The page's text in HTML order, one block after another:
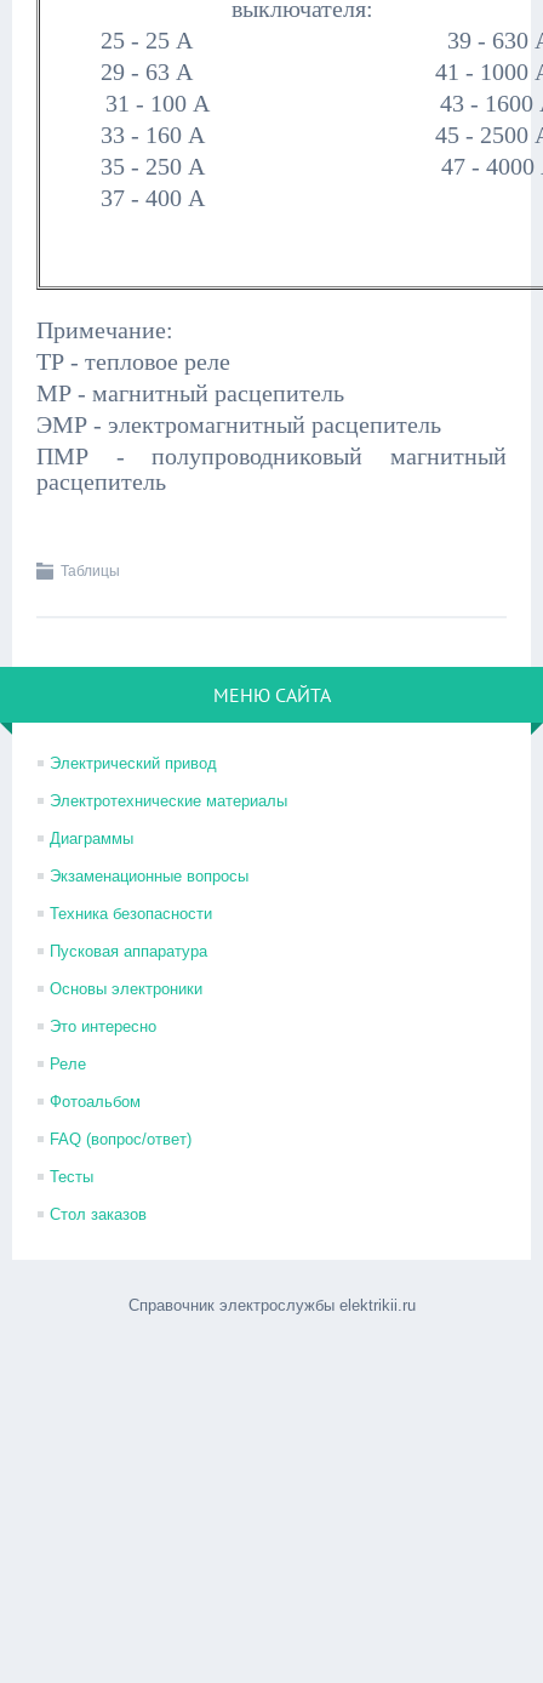
выключателя:
25 - 25 А
39 - 630
29 - 63 А 41 - 1000
31 - 100 А 43 - 1600
33 - 160 А 45 - 2500
35 - 250 А 47 - 4000
37 - 400 А
Примечание:
ТР - тепловое реле
МР - магнитный расцепитель
ЭМР - электромагнитный расцепитель
ПМР - полупроводниковый магнитный
расцепитель
Таблицы
МЕНЮ САЙТА
Электрический привод
Электротехнические материалы
Диаграммы
Экзаменационные вопросы
Техника безопасности
Пусковая аппаратура
Основы электроники
Это интересно
Реле
Фотоальбом
FAQ (вопрос/ответ)
Тесты
Стол заказов
Справочник электрослужбы elektrikii.ru